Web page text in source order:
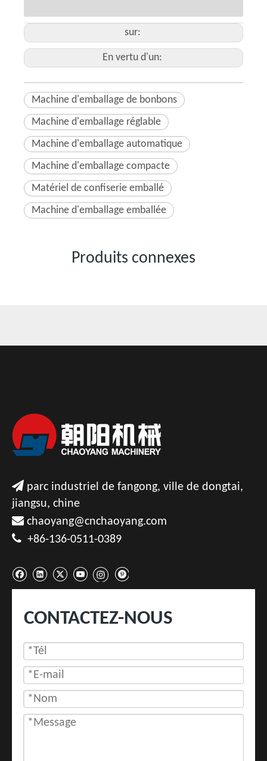
sur:
En vertu d'un:
Machine d'emballage de bonbons
Machine d'emballage réglable
Machine d'emballage automatique
Machine d'emballage compacte
Matériel de confiserie emballé
Machine d'emballage emballée
Produits connexes
 parc industriel de fangong, ville de dongtai,
jiangsu, chine
 chaoyang@cnchaoyang.com
 +86-136-0511-0389
CONTACTEZ-NOUS